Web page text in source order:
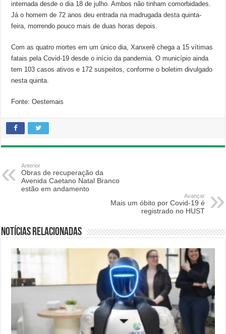
internada desde o dia 18 de julho. Ambos não tinham comorbidades.
Já o homem de 72 anos deu entrada na madrugada desta quinta-
feira, morrendo pouco mais de duas horas depois.
Com as quatro mortes em um único dia, Xanxerê chega a 15 vítimas
fatais pela Covid-19 desde o início da pandemia. O município ainda
tem 103 casos ativos e 172 suspeitos, conforme o boletim divulgado
nesta quinta.
Fonte: Oestemais
Anterior
Obras de recuperação da
Avenida Caetano Natal Branco
estão em andamento
Avançar
Mais um óbito por Covid-19 é
registrado no HUST
Notícias relacionadas